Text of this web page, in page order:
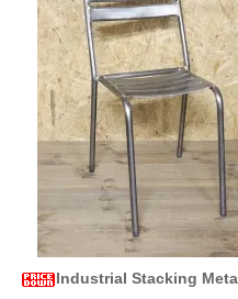
Industrial Stacking